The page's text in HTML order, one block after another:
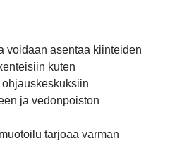
voidaan asentaa kiinteiden
kuten
ja vedonpoiston
tarjoaa varman